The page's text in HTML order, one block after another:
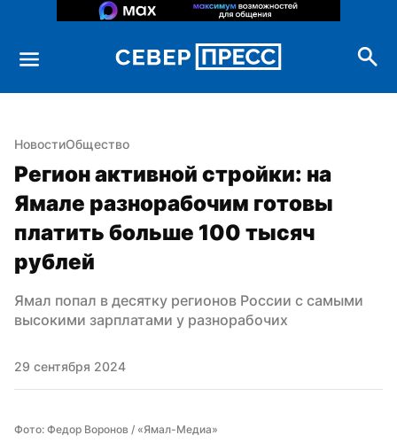
НовостиОбщество
Регион активной стройки: на
Ямале разнорабочим готовы
платить больше 100 тысяч
рублей
Ямал попал в десятку регионов России с самыми
высокими зарплатами у разнорабочих
29 сентября 2024
Фото: Федор Воронов / «Ямал-Медиа»